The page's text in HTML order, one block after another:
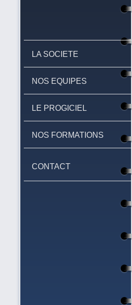
NOS FORMATIONS
LE PROGICIEL
NOS EQUIPES
LA SOCIETE
CONTACT